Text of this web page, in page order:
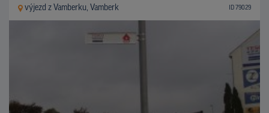
výjezd z Vamberku, Vamberk ID 79029